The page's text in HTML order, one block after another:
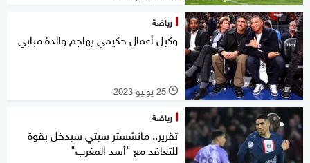
رياضة
وكيل أعمال حكيمي يهاجم والدة مبابي
l 25 يونيو 2023
رياضة
تقرير.. مانشستر سيتي سيدخل بقوة
للتعاقد مع "أسد المغرب"